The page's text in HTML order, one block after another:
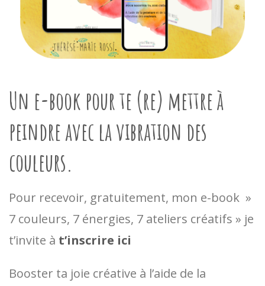
Un e-book pour te (re) mettre à
peindre avec la vibration des
couleurs.
Pour recevoir, gratuitement, mon e-book »
7 couleurs, 7 énergies, 7 ateliers créatifs » je
t’invite à t’inscrire ici
Booster ta joie créative à l’aide de la